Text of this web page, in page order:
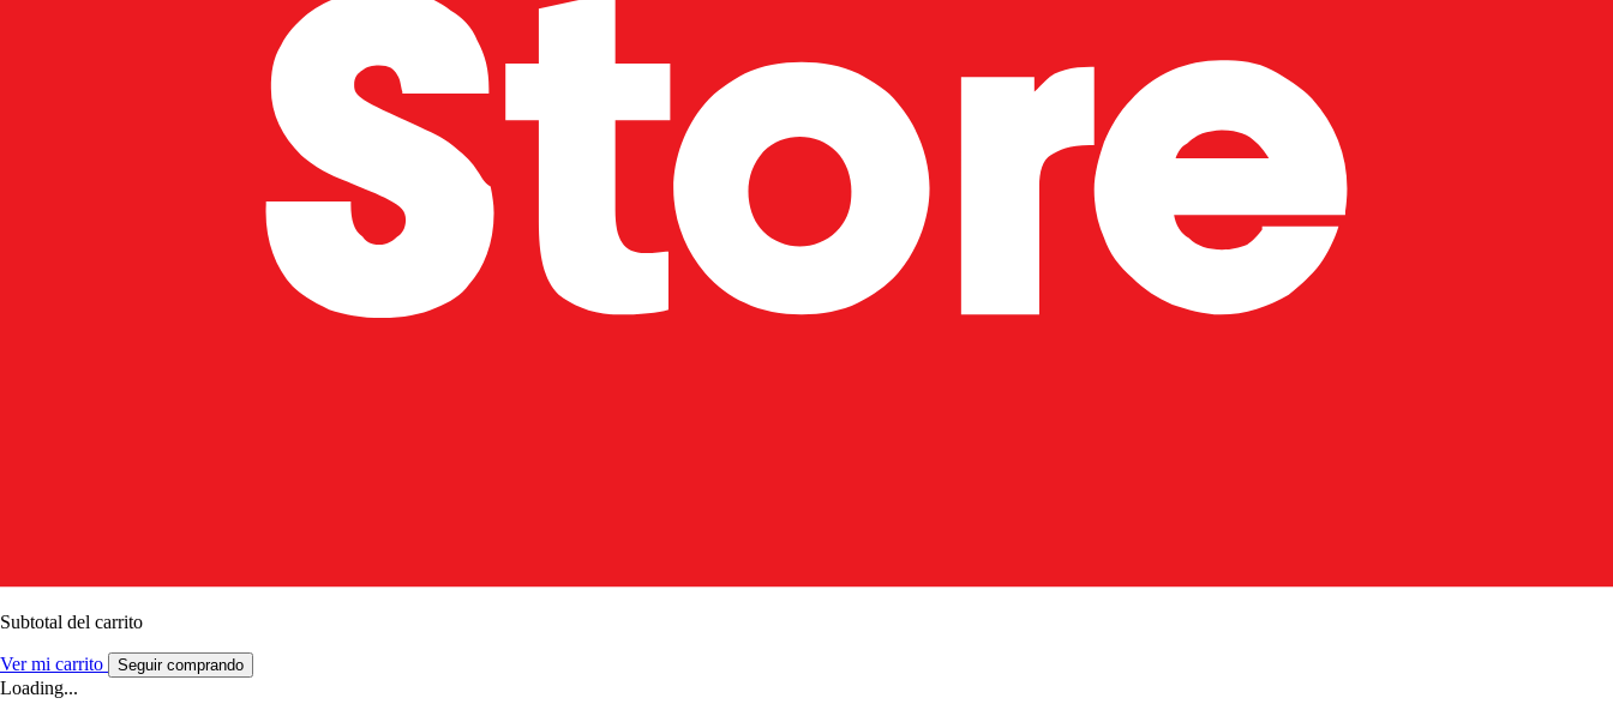
Subtotal del carrito
Ver mi carrito Seguir comprando
Loading...